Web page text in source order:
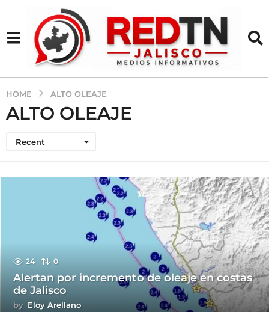
HOME ALTO OLEAJE
ALTO OLEAJE
Recent
24 0
Alertan por incremento de oleaje en costas
de Jalisco
by Eloy Arellano